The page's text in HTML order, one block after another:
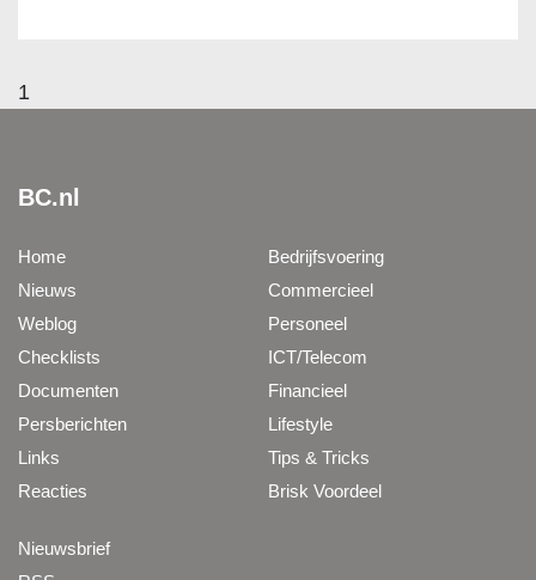
1
BC.nl
Home
Nieuws
Weblog
Checklists
Documenten
Persberichten
Links
Reacties
Bedrijfsvoering
Commercieel
Personeel
ICT/Telecom
Financieel
Lifestyle
Tips & Tricks
Brisk Voordeel
Nieuwsbrief